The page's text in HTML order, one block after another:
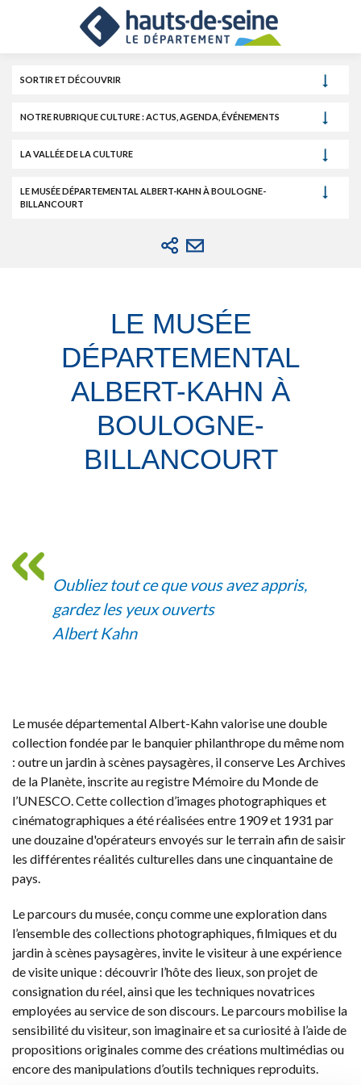
recherche
SORTIR ET DÉCOUVRIR
NOTRE RUBRIQUE CULTURE : ACTUS, AGENDA, ÉVÉNEMENTS
LA VALLÉE DE LA CULTURE
LE MUSÉE DÉPARTEMENTAL ALBERT-KAHN À BOULOGNE-
BILLANCOURT
LE MUSÉE
DÉPARTEMENTAL
ALBERT-KAHN À
BOULOGNE-
BILLANCOURT
Oubliez tout ce que vous avez appris,
gardez les yeux ouverts
Albert Kahn
Le musée départemental Albert-Kahn valorise une double
collection fondée par le banquier philanthrope du même nom
: outre un jardin à scènes paysagères, il conserve Les Archives
de la Planète, inscrite au registre Mémoire du Monde de
l’UNESCO. Cette collection d’images photographiques et
cinématographiques a été réalisées entre 1909 et 1931 par
une douzaine d'opérateurs envoyés sur le terrain afin de saisir
les différentes réalités culturelles dans une cinquantaine de
pays.
Le parcours du musée, conçu comme une exploration dans
l’ensemble des collections photographiques, filmiques et du
jardin à scènes paysagères, invite le visiteur à une expérience
de visite unique : découvrir l’hôte des lieux, son projet de
consignation du réel, ainsi que les techniques novatrices
employées au service de son discours. Le parcours mobilise la
sensibilité du visiteur, son imaginaire et sa curiosité à l’aide de
propositions originales comme des créations multimédias ou
encore des manipulations d’outils techniques reproduits.
Cookies et traceurs utilisés sur ce site.